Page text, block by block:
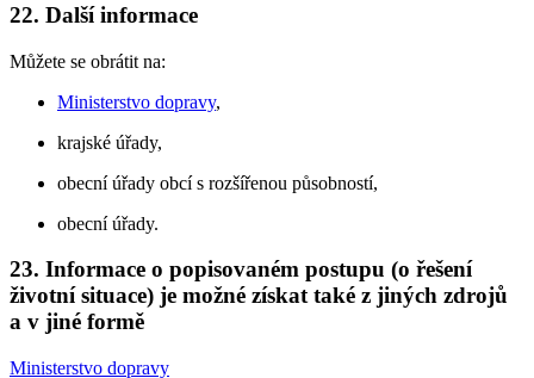
22. Další informace
Můžete se obrátit na:
Ministerstvo dopravy,
krajské úřady,
obecní úřady obcí s rozšířenou působností,
obecní úřady.
23. Informace o popisovaném postupu (o řešení
životní situace) je možné získat také z jiných zdrojů
a v jiné formě
Ministerstvo dopravy